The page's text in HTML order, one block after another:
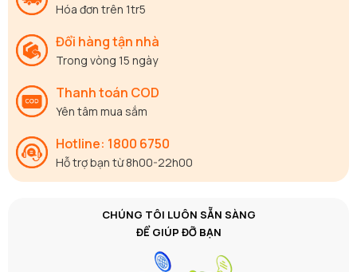
Hóa đơn trên 1tr5
Đổi hàng tận nhà
Trong vòng 15 ngày
Thanh toán COD
Yên tâm mua sắm
Hotline: 1800 6750
Hỗ trợ bạn từ 8h00-22h00
CHÚNG TÔI LUÔN SẴN SÀNG
ĐỂ GIÚP ĐỠ BẠN